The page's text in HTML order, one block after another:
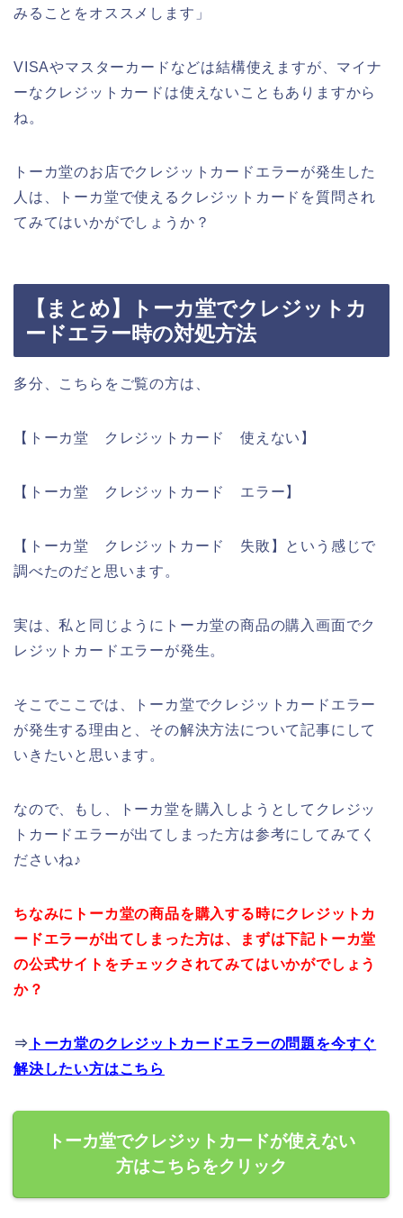
みることをオススメします」
VISAやマスターカードなどは結構使えますが、マイナ
ーなクレジットカードは使えないこともありますから
ね。
トーカ堂のお店でクレジットカードエラーが発生した
人は、トーカ堂で使えるクレジットカードを質問され
てみてはいかがでしょうか？
【まとめ】トーカ堂でクレジットカ
ードエラー時の対処方法
多分、こちらをご覧の方は、
【トーカ堂 クレジットカード 使えない】
【トーカ堂 クレジットカード エラー】
【トーカ堂 クレジットカード 失敗】という感じで
調べたのだと思います。
実は、私と同じようにトーカ堂の商品の購入画面でク
レジットカードエラーが発生。
そこでここでは、トーカ堂でクレジットカードエラー
が発生する理由と、その解決方法について記事にして
いきたいと思います。
なので、もし、トーカ堂を購入しようとしてクレジッ
トカードエラーが出てしまった方は参考にしてみてく
ださいね♪
ちなみにトーカ堂の商品を購入する時にクレジットカ
ードエラーが出てしまった方は、まずは下記トーカ堂
の公式サイトをチェックされてみてはいかがでしょう
か？
⇒ トーカ堂のクレジットカードエラーの問題を今すぐ
解決したい方はこちら
トーカ堂でクレジットカードが使えない
方はこちらをクリック